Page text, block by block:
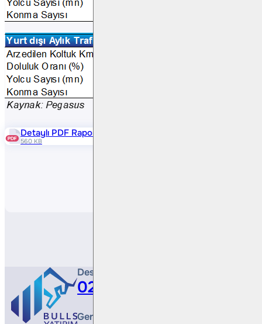
Detaylı PDF Raporu
560 KB
Destek Hattı
0212 410 0500
Genel Müdürlük